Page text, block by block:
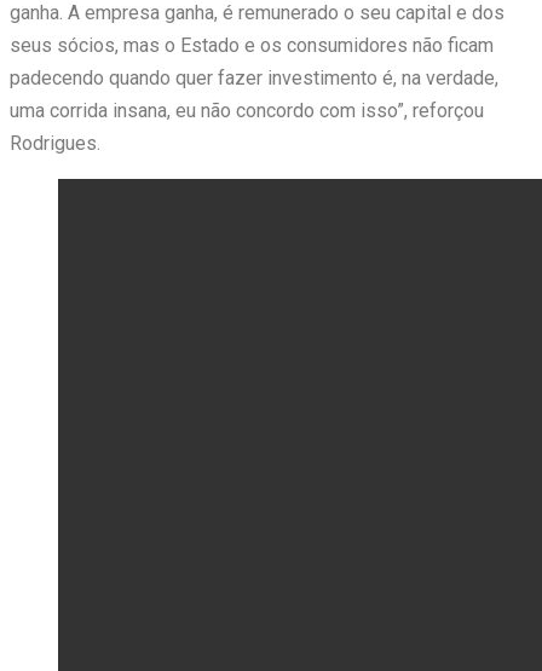
ganha. A empresa ganha, é remunerado o seu capital e dos
seus sócios, mas o Estado e os consumidores não ficam
padecendo quando quer fazer investimento é, na verdade,
uma corrida insana, eu não concordo com isso”, reforçou
Rodrigues.